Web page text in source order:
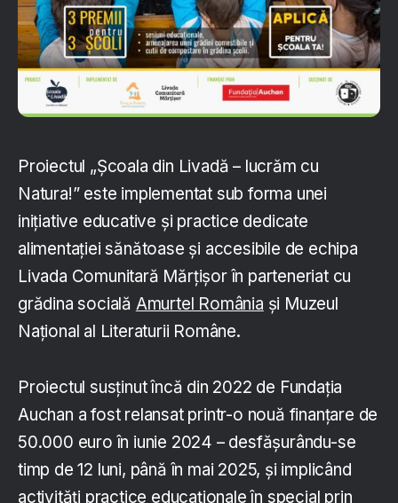
Proiectul „Școala din Livadă – lucrăm cu
Natura!” este implementat sub forma unei
inițiative educative și practice dedicate
alimentației sănătoase și accesibile de echipa
Livada Comunitară Mărțișor în parteneriat cu
grădina socială Amurtel România și Muzeul
Național al Literaturii Române.
Proiectul susținut încă din 2022 de Fundația
Auchan a fost relansat printr-o nouă finanțare de
50.000 euro în iunie 2024 – desfășurându-se
timp de 12 luni, până în mai 2025, și implicând
activități practice educaționale în special prin